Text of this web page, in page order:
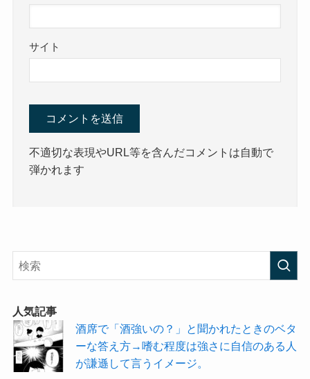
サイト
不適切な表現やURL等を含んだコメントは自動で
弾かれます
人気記事
酒席で「酒強いの？」と聞かれたときのベタ
ーな答え方→嗜む程度は強さに自信のある人
が謙遜して言うイメージ。